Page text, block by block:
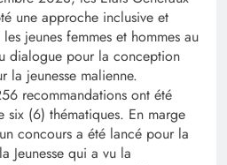
une approche inclusive et
jeunes femmes et hommes au
dialogue pour la conception
la jeunesse malienne.
recommandations ont été
six (6) thématiques. En marge
concours a été lancé pour la
Jeunesse qui a vu la